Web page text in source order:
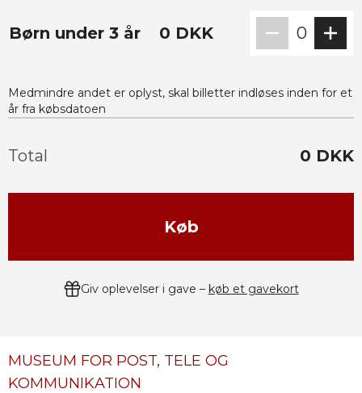
Børn under 3 år 0 DKK 0
Medmindre andet er oplyst, skal billetter indløses inden for et
år fra købsdatoen
Total 0 DKK
Køb
Giv oplevelser i gave – køb et gavekort
MUSEUM FOR POST, TELE OG
KOMMUNIKATION